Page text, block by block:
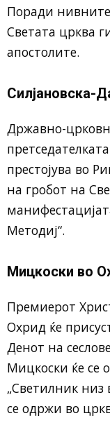
Поради нивните
Светата црква
апостолите.
Силјановска-
Државно-
престојува во
на гробот на
Методиј“.
Мицкоски во
Премиерот
Охрид ќе
Денот на
Мицкоски ќе се
„Светилник низ
се одржи во